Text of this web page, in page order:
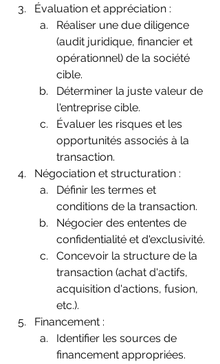
Évaluation et appréciation :
Réaliser une due diligence
(audit juridique, financier et
opérationnel) de la société
cible.
Déterminer la juste valeur de
l'entreprise cible.
Évaluer les risques et les
opportunités associés à la
transaction.
Négociation et structuration :
Définir les termes et
conditions de la transaction.
Négocier des ententes de
confidentialité et d'exclusivité.
Concevoir la structure de la
transaction (achat d'actifs,
acquisition d'actions, fusion,
etc.).
Financement :
Identifier les sources de
financement appropriées.